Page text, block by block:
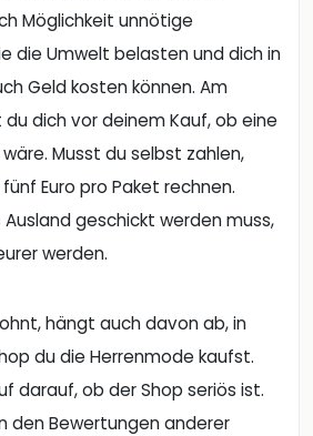
Möglichkeit unnötige
die Umwelt belasten und dich in
Geld kosten können. Am
dich vor deinem Kauf, ob eine
Musst du selbst zahlen,
Euro pro Paket rechnen.
Ausland geschickt werden muss,
werden.
hängt auch davon ab, in
du die Herrenmode kaufst.
darauf, ob der Shop seriös ist.
den Bewertungen anderer